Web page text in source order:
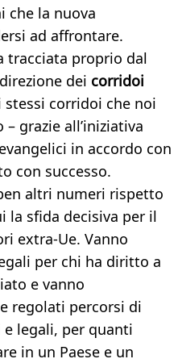
che la nuova
ad affrontare.
tracciata proprio dal
dei corridoi
stessi corridoi che noi
grazie all’iniziativa
in accordo con
con successo.
altri numeri rispetto
la sfida decisiva per il
extra-Ue. Vanno
per chi ha diritto a
e vanno
regolati percorsi di
legali, per quanti
in un Paese e un